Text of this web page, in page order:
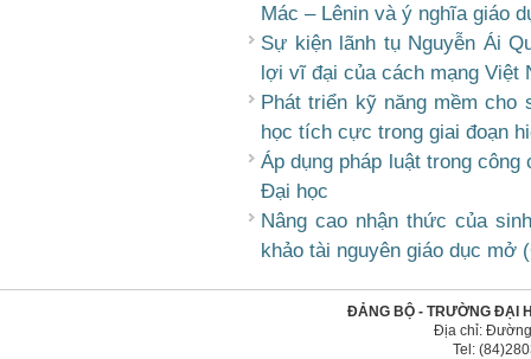
Mác – Lênin và ý nghĩa giáo
Sự kiện lãnh tụ Nguyễn Ái
lợi vĩ đại của cách mạng Việt
Phát triển kỹ năng mềm cho
học tích cực trong giai đoạn
Áp dụng pháp luật trong
Đại học
Nâng cao nhận thức của
khảo tài nguyên giáo dục mở
ĐẢNG BỘ - TRƯỜNG ĐẠI
Địa chỉ:
Tel: